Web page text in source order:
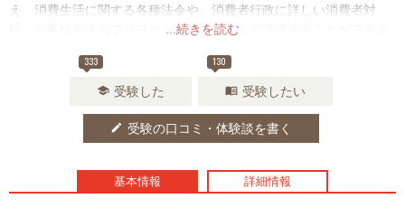
...続きを読む
え、消費生活に関する各種法令や、消費者行政に詳しい消費者対
応・お客様相談のプロフェッショナルとして活躍することができま
人に特におススメです。
333
school 受験した
130
menu_book 受験したい
edit 受験の口コミ・体験談を書く
基本情報 詳細情報